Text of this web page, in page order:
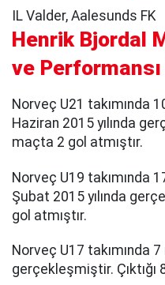
IL Valder, Aalesunds FK
Henrik Bjordal
ve
Norveç U21 takımında
Haziran 2015 yılında
maçta 2 gol atmıştır.
Norveç U19 takımında
Şubat 2015 yılında
gol atmıştır.
Norveç U17 takımında 7
gerçekleşmiştir. Çıktığı